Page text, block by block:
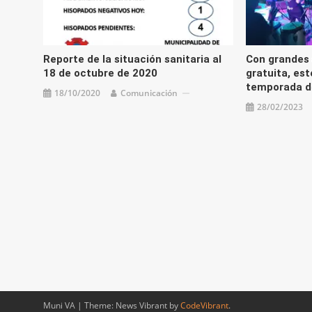
Reporte de la situación sanitaria al
18 de octubre de 2020
18/10/2020 Comunicación
Con
gratuita,
temporada
28/02/2023
Muni VA | Theme: News Vibrant byCodeVibrant.